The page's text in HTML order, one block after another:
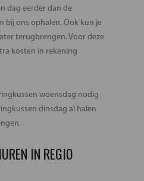
dag eerder dan de
bij ons ophalen. Ook kun je
terugbrengen. Voor deze
kosten in rekening
woensdag nodig
dinsdag al halen
IN REGIO